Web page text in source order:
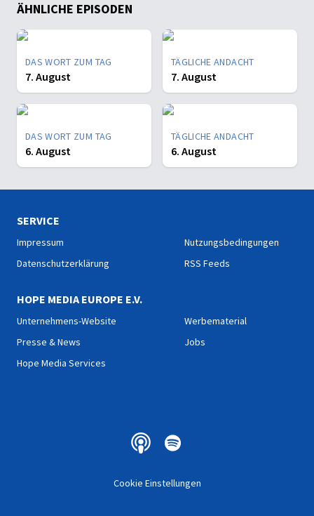
ÄHNLICHE EPISODEN
DAS WORT ZUM TAG
7. August
TÄGLICHE ANDACHT
7. August
DAS WORT ZUM TAG
6. August
TÄGLICHE ANDACHT
6. August
SERVICE
Impressum
Datenschutzerklärung
Nutzungsbedingungen
RSS Feeds
HOPE MEDIA EUROPE E.V.
Unternehmens-Website
Presse & News
Hope Media Services
Werbematerial
Jobs
Cookie Einstellungen